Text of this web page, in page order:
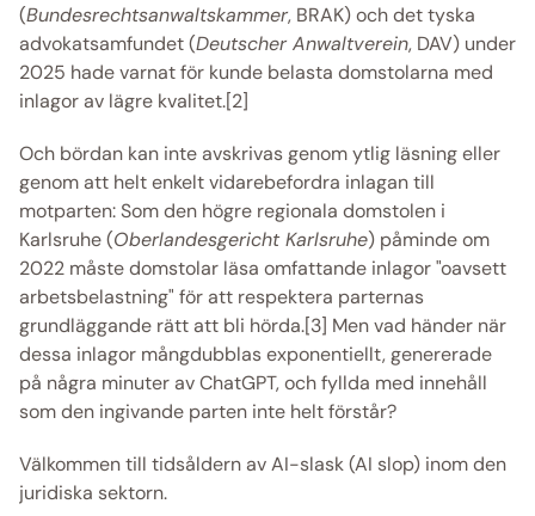
(Bundesrechtsanwaltskammer, BRAK) och det tyska
advokatsamfundet (Deutscher Anwaltverein, DAV) under
2025 hade varnat för kunde belasta domstolarna med
inlagor av lägre kvalitet.[2]
Och bördan kan inte avskrivas genom ytlig läsning eller
genom att helt enkelt vidarebefordra inlagan till
motparten: Som den högre regionala domstolen i
Karlsruhe (Oberlandesgericht Karlsruhe) påminde om
2022 måste domstolar läsa omfattande inlagor "oavsett
arbetsbelastning" för att respektera parternas
grundläggande rätt att bli hörda.[3] Men vad händer när
dessa inlagor mångdubblas exponentiellt, genererade
på några minuter av ChatGPT, och fyllda med innehåll
som den ingivande parten inte helt förstår?
Välkommen till tidsåldern av AI-slask (AI slop) inom den
juridiska sektorn.